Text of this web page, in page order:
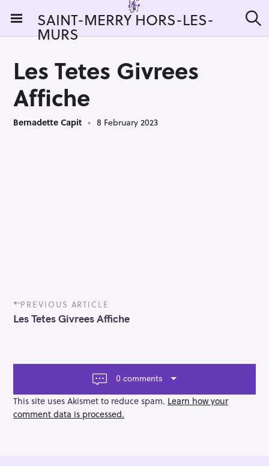
i
SAINT-MERRY HORS-LES-
MURS e
Les Tetes Givrees
Affiche
Bernadette Capit 8 February 2023
P
o
s
a
g
a
t
PREVIOUS ARTICLE
Les Tetes Givrees Affiche
0 comments
This site uses Akismet to reduce spam. Learn how your
comment data is processed.